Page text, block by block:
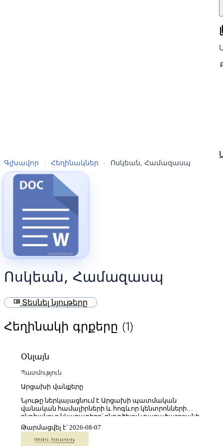
Գլխավոր › Հեղինակներ › Ոսկեան, Համազասպ
Ոսկեան, Համազասպ
menu_book Տեսնել նյութերը
Հեղինակի գրքերը (1)
Օնլայն
Պատմություն
Արցախի վանքերը
Նյութը ներկայացնում է Արցախի պատմական
վանական համալիրների և հոգևոր կենտրոնների
ընդհանուր նկարագիրը՝ ընդգծելով տարածաշրջանի
միջնադարյան հայկական ճարտարապետության
ձևավորումը, զարգացման փուլերը և դրանց հոգևոր
ու մշակութային նշանակությունը։ Քննարկվում են
Թարմացվել է՝ 2026-08-07